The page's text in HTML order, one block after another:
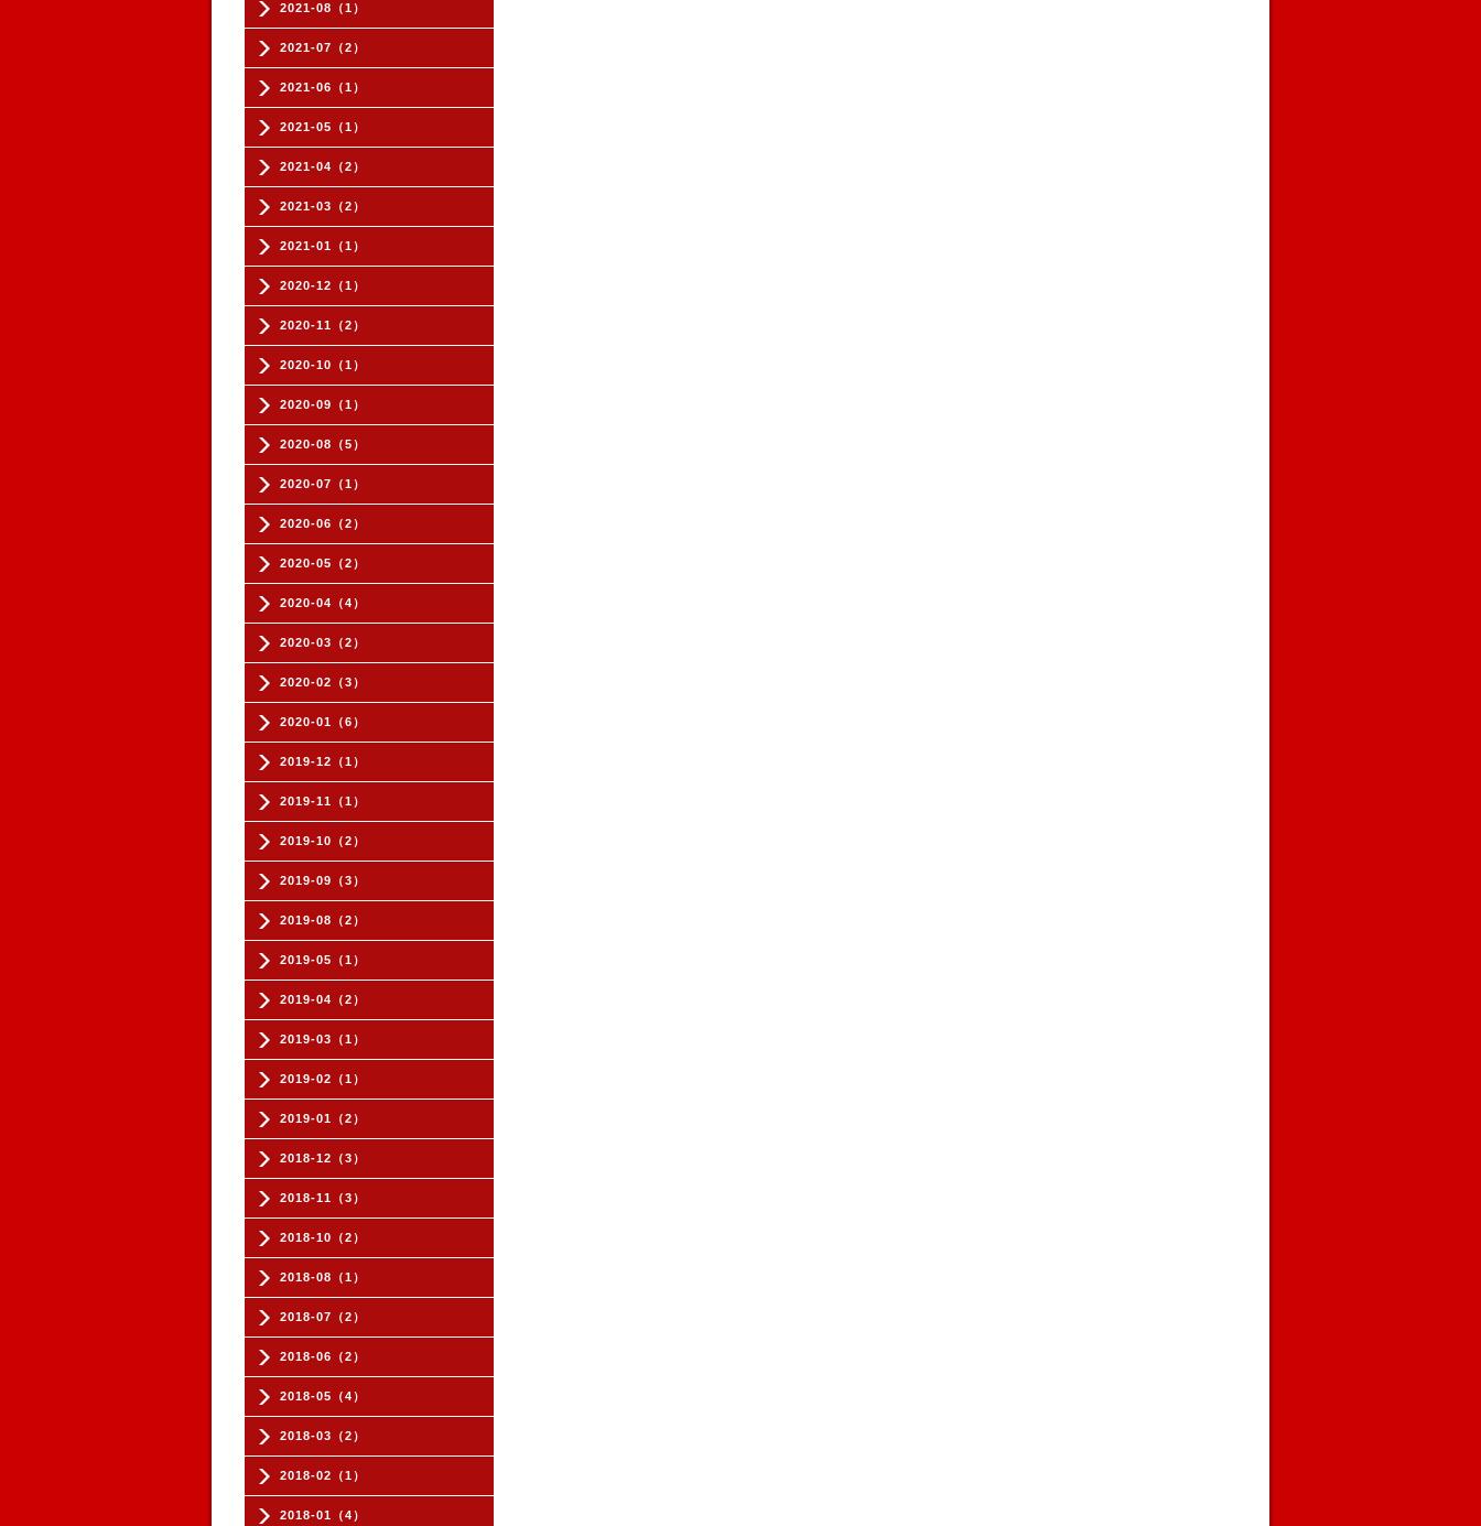
2021-08（1）
2021-07（2）
2021-06（1）
2021-05（1）
2021-04（2）
2021-03（2）
2021-01（1）
2020-12（1）
2020-11（2）
2020-10（1）
2020-09（1）
2020-08（5）
2020-07（1）
2020-06（2）
2020-05（2）
2020-04（4）
2020-03（2）
2020-02（3）
2020-01（6）
2019-12（1）
2019-11（1）
2019-10（2）
2019-09（3）
2019-08（2）
2019-05（1）
2019-04（2）
2019-03（1）
2019-02（1）
2019-01（2）
2018-12（3）
2018-11（3）
2018-10（2）
2018-08（1）
2018-07（2）
2018-06（2）
2018-05（4）
2018-03（2）
2018-02（1）
2018-01（4）